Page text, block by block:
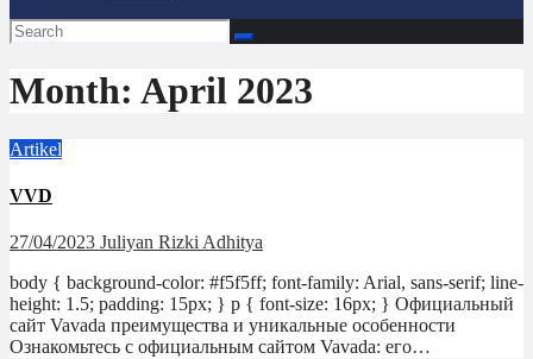
Month: April 2023
Artikel
VVD
27/04/2023 Juliyan Rizki Adhitya
body { background-color: #f5f5ff; font-family: Arial, sans-serif; line-
height: 1.5; padding: 15px; } p { font-size: 16px; } Официальный
сайт Vavada преимущества и уникальные особенности
Ознакомьтесь с официальным сайтом Vavada: его…